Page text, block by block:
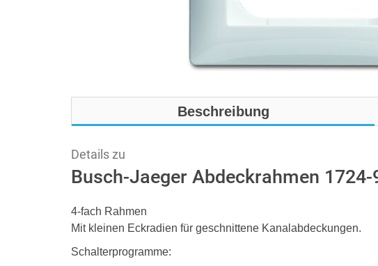
Beschreibung
Details zu
Busch-Jaeger Abdeckrahmen
4-fach Rahmen
Mit kleinen Eckradien für geschnittene Kanalabdeckungen.
Schalterprogramme: